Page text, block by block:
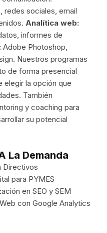
redes sociales, email
Analítica web:
informes de
Adobe Photoshop,
Nuestros programas
de forma presencial
elegir la opción que
También
y coaching para
su potencial
La Demanda
Directivos
para PYMES
en SEO y SEM
con Google Analytics